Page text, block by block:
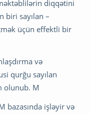
diqqətini
biri sayılan –
üçün effektli bir
və
qurğu sayılan
olunub. M
bazasında işləyir və